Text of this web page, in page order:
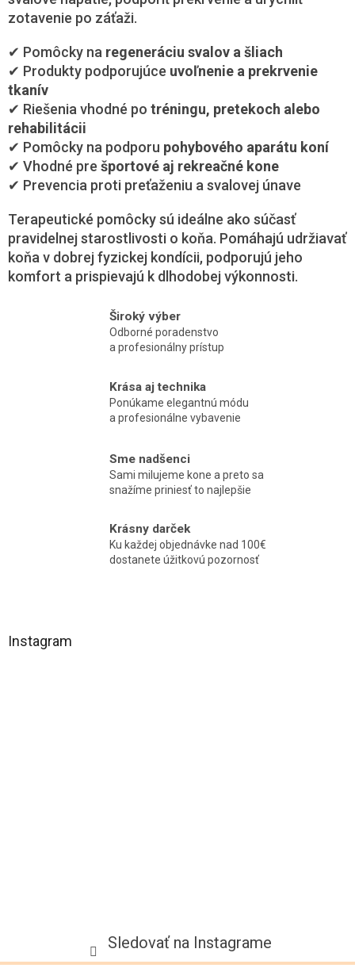
p
k
y
v
p
s
u
zotavenie po záťaži.
✔ Pomôcky na regeneráciu svalov a šliach
✔ Produkty podporujúce uvoľnenie a prekrvenie
tkanív
✔ Riešenia vhodné po tréningu, pretekoch alebo
rehabilitácii
✔ Pomôcky na podporu pohybového aparátu koní
✔ Vhodné pre športové aj rekreačné kone
✔ Prevencia proti preťaženiu a svalovej únave
Terapeutické pomôcky sú ideálne ako súčasť
pravidelnej starostlivosti o koňa. Pomáhajú udržiavať
koňa v dobrej fyzickej kondícii, podporujú jeho
komfort a prispievajú k dlhodobej výkonnosti.
Široký výber
Odborné poradenstvo
a profesionálny prístup
Krása aj technika
Ponúkame elegantnú módu
a profesionálne vybavenie
Sme nadšenci
Sami milujeme kone a preto sa
snažíme priniesť to najlepšie
Krásny darček
Ku každej objednávke nad 100€
dostanete úžitkovú pozornosť
á
Instagram
Sledovať na Instagrame